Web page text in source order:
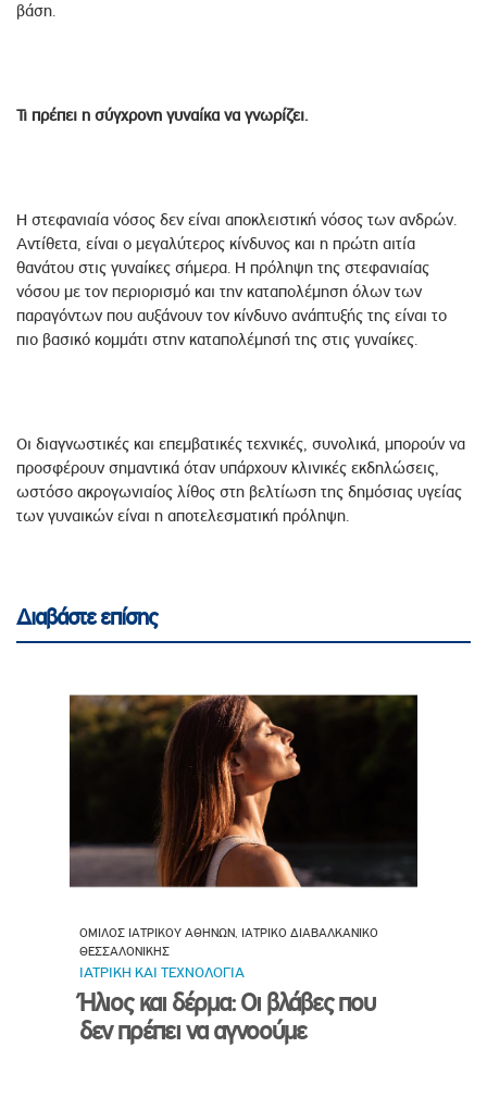
βάση.
Τι πρέπει η σύγχρονη γυναίκα να γνωρίζει.
Η στεφανιαία νόσος δεν είναι αποκλειστική νόσος των ανδρών.
Αντίθετα, είναι ο μεγαλύτερος κίνδυνος και η πρώτη αιτία
θανάτου στις γυναίκες σήμερα. Η πρόληψη της στεφανιαίας
νόσου με τον περιορισμό και την καταπολέμηση όλων των
παραγόντων που αυξάνουν τον κίνδυνο ανάπτυξής της είναι το
πιο βασικό κομμάτι στην καταπολέμησή της στις γυναίκες.
Οι διαγνωστικές και επεμβατικές τεχνικές, συνολικά, μπορούν να
προσφέρουν σημαντικά όταν υπάρχουν κλινικές εκδηλώσεις,
ωστόσο ακρογωνιαίος λίθος στη βελτίωση της δημόσιας υγείας
των γυναικών είναι η αποτελεσματική πρόληψη.
Διαβάστε επίσης
ΟΜΙΛΟΣ ΙΑΤΡΙΚΟΥ ΑΘΗΝΩΝ, ΙΑΤΡΙΚΟ ΔΙΑΒΑΛΚΑΝΙΚΟ
ΘΕΣΣΑΛΟΝΙΚΗΣ
ΙΑΤΡΙΚΗ ΚΑΙ ΤΕΧΝΟΛΟΓΙΑ
Ήλιος και δέρμα: Οι βλάβες που
δεν πρέπει να αγνοούμε